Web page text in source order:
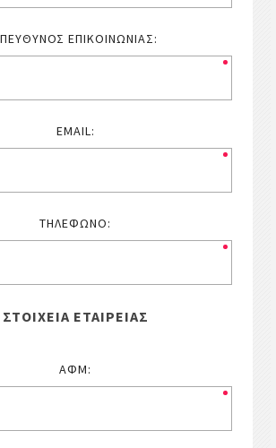
ΕΠΙΚΟΙΝΩΝΊΑΣ:
EMAIL:
ΤΗΛΈΦΩΝΟ:
ΣΤΟΙΧΕΊΑ ΕΤΑΙΡΕΊΑΣ
ΑΦΜ: